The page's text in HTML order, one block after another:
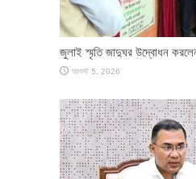
জুলাই স্মৃতি জাদুঘর উদ্বোধন করলেন
আগস্ট 5, 2026